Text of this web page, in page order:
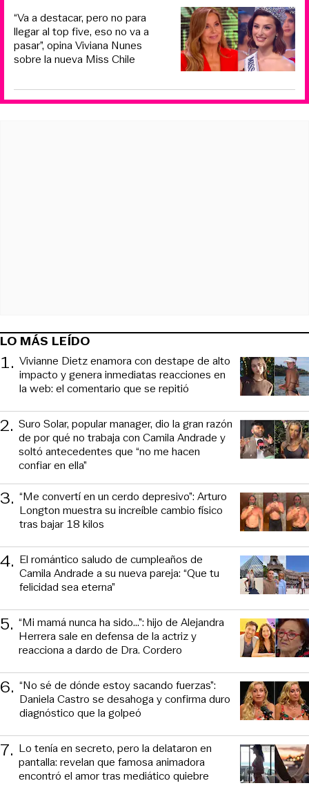
“Va a destacar, pero no para
llegar al top five, eso no va a
pasar”, opina Viviana Nunes
sobre la nueva Miss Chile
LO MÁS LEÍDO
1. Vivianne Dietz enamora con destape de alto
impacto y genera inmediatas reacciones en
la web: el comentario que se repitió
2. Suro Solar, popular manager, dio la gran razón
de por qué no trabaja con Camila Andrade y
soltó antecedentes que “no me hacen
confiar en ella”
3. “Me convertí en un cerdo depresivo”: Arturo
Longton muestra su increíble cambio físico
tras bajar 18 kilos
4. El romántico saludo de cumpleaños de
Camila Andrade a su nueva pareja: “Que tu
felicidad sea eterna”
5. “Mi mamá nunca ha sido...”: hijo de Alejandra
Herrera sale en defensa de la actriz y
reacciona a dardo de Dra. Cordero
6. “No sé de dónde estoy sacando fuerzas”:
Daniela Castro se desahoga y confirma duro
diagnóstico que la golpeó
7. Lo tenía en secreto, pero la delataron en
pantalla: revelan que famosa animadora
encontró el amor tras mediático quiebre